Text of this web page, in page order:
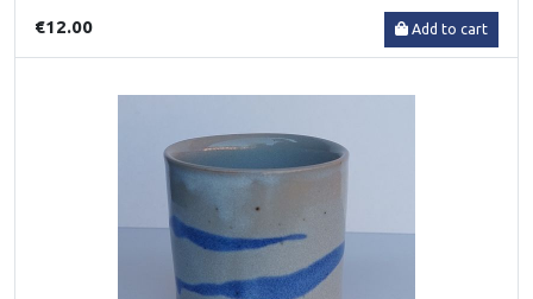
€12.00 Add to cart